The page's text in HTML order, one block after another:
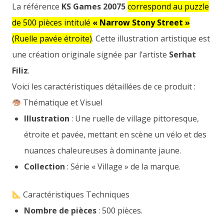
La référence KS Games 20075correspond au puzzle
de 500 pièces intitulé « Narrow Stony Street »
(Ruelle pavée étroite). Cette illustration artistique est
une création originale signée par l’artiste Serhat
Filiz.
Voici les caractéristiques détaillées de ce produit :
Thématique et Visuel
Illustration : Une ruelle de village pittoresque,
étroite et pavée, mettant en scène un vélo et des
nuances chaleureuses à dominante jaune.
Collection : Série « Village » de la marque.
Caractéristiques Techniques
Nombre de pièces: 500 pièces.